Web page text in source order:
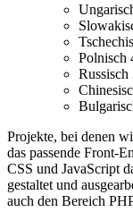
Polnisch
Russisch
Projekte, bei denen
das passende Front-
CSS und JavaScript
gestaltet und
auch den Bereich